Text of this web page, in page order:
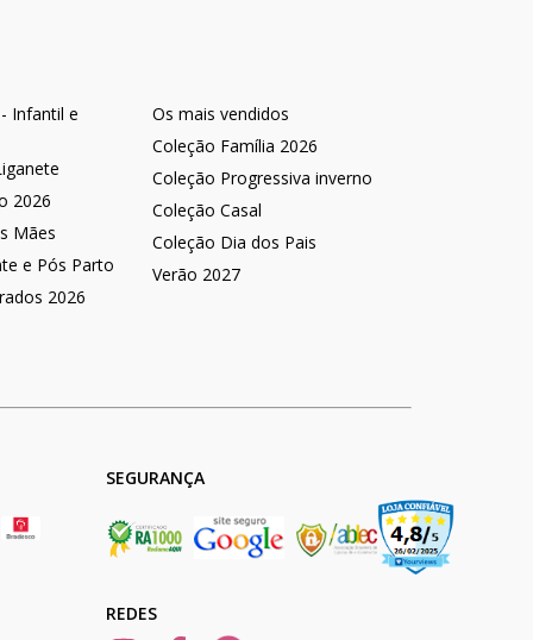
Infantil e
2026
Mães
e Pós Parto
2026
Os mais vendidos
Coleção Família 2026
Coleção Progressiva inverno
Coleção Casal
Coleção Dia dos Pais
Verão 2027
SEGURANÇA
REDES